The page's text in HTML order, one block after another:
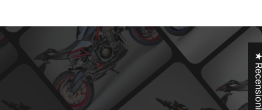
★